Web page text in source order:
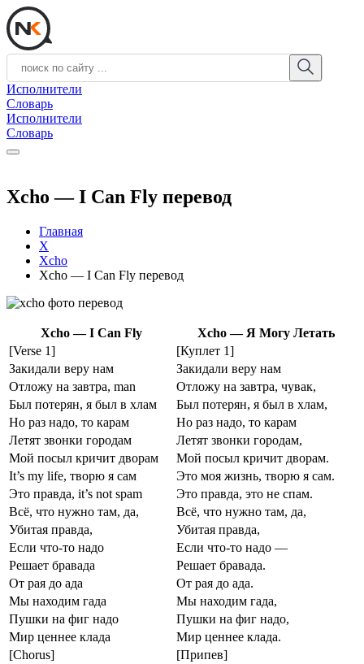
Исполнители
Словарь
Исполнители
Словарь
Xcho — I Can Fly перевод
Главная
X
Xcho
Xcho — I Can Fly перевод
Xcho — I Can Fly
Xcho — Я Могу Летать
[Verse 1]
[Куплет 1]
Закидали веру нам
Закидали веру нам
Отложу на завтра, man
Отложу на завтра, чувак,
Был потерян, я был в хлам
Был потерян, я был в хлам,
Но раз надо, то карам
Но раз надо, то карам
Летят звонки городам
Летят звонки городам,
Мой посыл кричит дворам
Мой посыл кричит дворам.
It’s my life, творю я сам
Это моя жизнь, творю я сам.
Это правда, it’s not spam
Это правда, это не спам.
Всё, что нужно там, да,
Всё, что нужно там, да,
Убитая правда,
Убитая правда,
Если что-то надо
Если что-то надо —
Решает бравада
Решает бравада.
От рая до ада
От рая до ада.
Мы находим гада
Мы находим гада,
Пушки на фиг надо
Пушки на фиг надо,
Мир ценнее клада
Мир ценнее клада.
[Chorus]
[Припев]